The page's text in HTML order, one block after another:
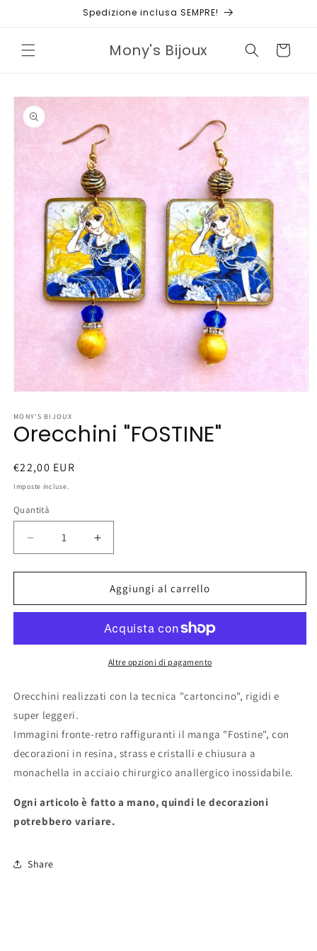
Spedizione inclusa SEMPRE!
Mony's Bijoux Carrello
Passa alle
informazioni
sul prodotto
multimediali
1
in
MONY'S BIJOUX
Orecchini "FOSTINE"
Prezzo
di
€22,00 EUR
Imposte incluse.
Quantità
Diminuisci
quantità
per
&quot;FOSTINE&quot;
Aumenta
quantità
per
Orecchini
&quot;FOSTINE&quot;
Aggiungi al carrello
Altre opzioni di pagamento
Orecchini realizzati con la tecnica "cartoncino", rigidi e
super leggeri.
Immagini fronte-retro raffiguranti il manga "Fostine", con
decorazioni in resina, strass e cristalli e chiusura a
monachella in acciaio chirurgico anallergico inossidabile.
Ogni articolo è fatto a mano, quindi le decorazioni
potrebbero variare.
Share